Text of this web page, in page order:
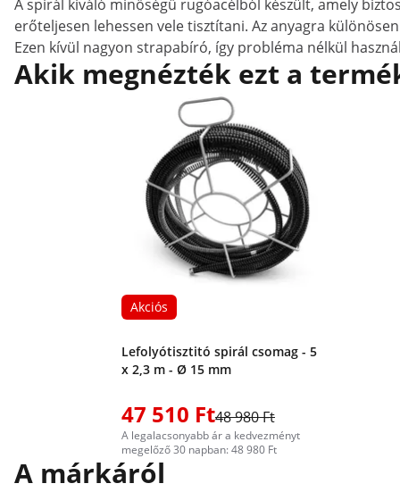
A spirál kiváló minőségű rugóacélból készült, amely
erőteljesen lehessen vele tisztítani. Az anyagra
Ezen kívül nagyon strapabíró, így probléma nélkül
Akik megnézték ezt a
Akciós
Lefolyótisztitó spirál csomag - 5
x 2,3 m - Ø 15 mm
47 510 Ft48 980 Ft
A legalacsonyabb ár a kedvezményt
megelőző 30 napban: 48 980 Ft
A márkáról